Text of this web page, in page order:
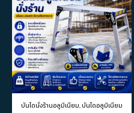
บันไดนั่งร้านอลูมิเนียม,บันไดอลูมิเนียม